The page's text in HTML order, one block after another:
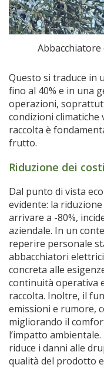
Questo si traduce in
fino al 40% e in una
operazioni,
condizioni climatiche
raccolta è
frutto.
Riduzione dei
Dal punto di vista
evidente: la
arrivare a -80%,
aziendale. In un
reperire personale
abbacchiatori
concreta alle
continuità operativa
raccolta. Inoltre, il
emissioni e rumore,
migliorando il
l’impatto
riduce i danni alle
qualità del prodotto